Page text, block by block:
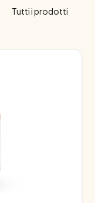
Tutti i prodotti